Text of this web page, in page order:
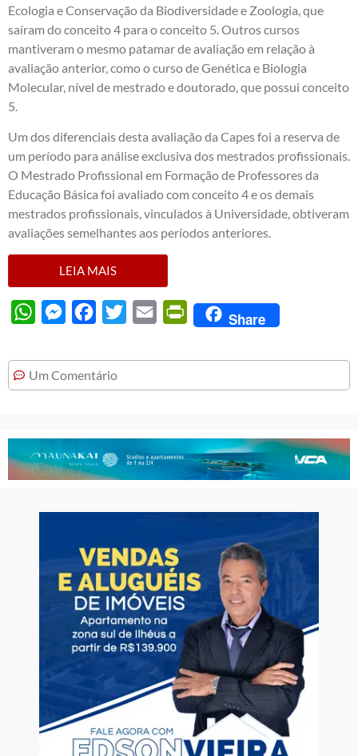
Ecologia e Conservação da Biodiversidade e Zoologia, que
saíram do conceito 4 para o conceito 5. Outros cursos
mantiveram o mesmo patamar de avaliação em relação à
avaliação anterior, como o curso de Genética e Biologia
Molecular, nível de mestrado e doutorado, que possui conceito
5.
Um dos diferenciais desta avaliação da Capes foi a reserva de
um período para análise exclusiva dos mestrados profissionais.
O Mestrado Profissional em Formação de Professores da
Educação Básica foi avaliado com conceito 4 e os demais
mestrados profissionais, vinculados à Universidade, obtiveram
avaliações semelhantes aos períodos anteriores.
LEIA MAIS
WhatsAppMessengerFacebook
Twitter Email PrintFriendly
Share
Um Comentário